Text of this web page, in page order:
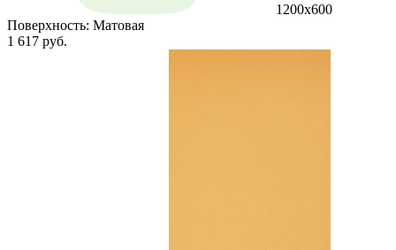
1200х600
Поверхность: Матовая
1 617 руб.